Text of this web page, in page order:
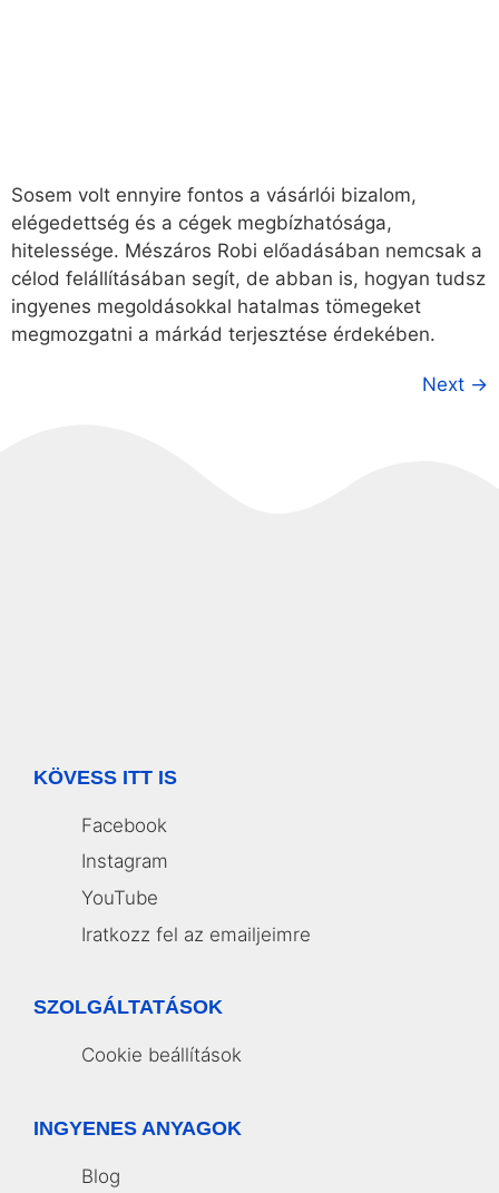
Sosem volt ennyire fontos a vásárlói bizalom,
elégedettség és a cégek megbízhatósága,
hitelessége. Mészáros Robi előadásában nemcsak a
célod felállításában segít, de abban is, hogyan tudsz
ingyenes megoldásokkal hatalmas tömegeket
megmozgatni a márkád terjesztése érdekében.
Next →
KÖVESS ITT IS
Facebook
Instagram
YouTube
Iratkozz fel az emailjeimre
SZOLGÁLTATÁSOK
Cookie beállítások
INGYENES ANYAGOK
Blog